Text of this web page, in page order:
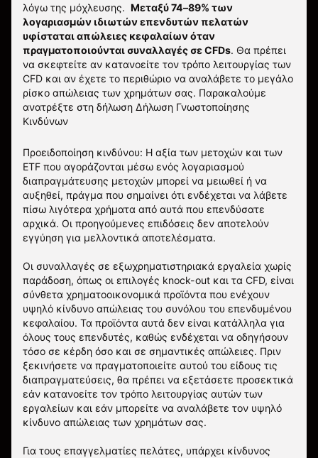
λόγω της μόχλευσης. Μεταξύ 74–89% των
λογαριασμών ιδιωτών επενδυτών πελατών
υφίσταται απώλειες κεφαλαίων όταν
πραγματοποιούνται συναλλαγές σε CFDs. Θα πρέπει
να σκεφτείτε αν κατανοείτε τον τρόπο λειτουργίας των
CFD και αν έχετε το περιθώριο να αναλάβετε το μεγάλο
ρίσκο απώλειας των χρημάτων σας. Παρακαλούμε
ανατρέξτε στη δήλωση Δήλωση Γνωστοποίησης
Κινδύνων
Προειδοποίηση κινδύνου: Η αξία των μετοχών και των
ETF που αγοράζονται μέσω ενός λογαριασμού
διαπραγμάτευσης μετοχών μπορεί να μειωθεί ή να
αυξηθεί, πράγμα που σημαίνει ότι ενδέχεται να λάβετε
πίσω λιγότερα χρήματα από αυτά που επενδύσατε
αρχικά. Οι προηγούμενες επιδόσεις δεν αποτελούν
εγγύηση για μελλοντικά αποτελέσματα.
Οι συναλλαγές σε εξωχρηματιστηριακά εργαλεία χωρίς
παράδοση, όπως οι επιλογές knock-out και τα CFD, είναι
σύνθετα χρηματοοικονομικά προϊόντα που ενέχουν
υψηλό κίνδυνο απώλειας του συνόλου του επενδυμένου
κεφαλαίου. Τα προϊόντα αυτά δεν είναι κατάλληλα για
όλους τους επενδυτές, καθώς ενδέχεται να οδηγήσουν
τόσο σε κέρδη όσο και σε σημαντικές απώλειες. Πριν
ξεκινήσετε να πραγματοποιείτε αυτού του είδους τις
διαπραγματεύσεις, θα πρέπει να εξετάσετε προσεκτικά
εάν κατανοείτε τον τρόπο λειτουργίας αυτών των
εργαλείων και εάν μπορείτε να αναλάβετε τον υψηλό
κίνδυνο απώλειας των χρημάτων σας.
Για τους επαγγελματίες πελάτες, υπάρχει κίνδυνος